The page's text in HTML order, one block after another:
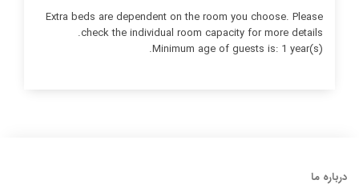
Extra beds are dependent on the room you choose. Please
check the individual room capacity for more details.
Minimum age of guests is: 1 year(s).
درباره ما